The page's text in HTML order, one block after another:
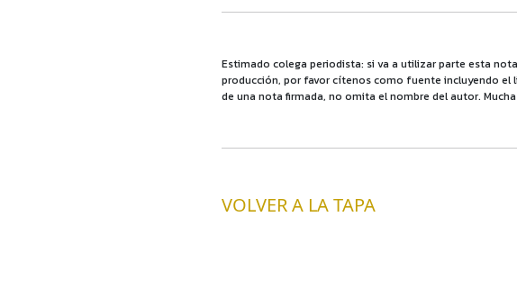
Estimado colega periodista: si va a utilizar parte esta
producción, por favor cítenos como fuente incluyendo
de una nota firmada, no omita el nombre del autor.
VOLVER A LA TAPA